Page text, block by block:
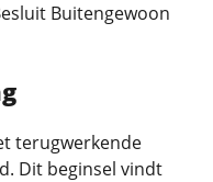
Buitengewoon
terugwerkende
Dit beginsel vindt